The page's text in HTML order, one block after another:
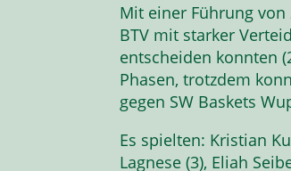
Mit einer Führung von
BTV mit starker
entscheiden konnten
Phasen, trotzdem
gegen SW Baskets
Es spielten: Kristian
Lagnese (3), Eliah